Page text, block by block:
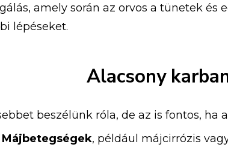
amely során az orvos a tünetek és
lépéseket.
Alacsony
beszélünk róla, de az is fontos, ha a
Májbetegségek, például májcirrózis